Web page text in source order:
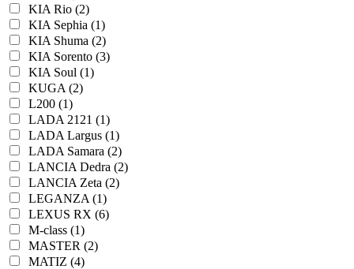
KIA Rio (2)
KIA Sephia (1)
KIA Shuma (2)
KIA Sorento (3)
KIA Soul (1)
KUGA (2)
L200 (1)
LADA 2121 (1)
LADA Largus (1)
LADA Samara (2)
LANCIA Dedra (2)
LANCIA Zeta (2)
LEGANZA (1)
LEXUS RX (6)
M-class (1)
MASTER (2)
MATIZ (4)